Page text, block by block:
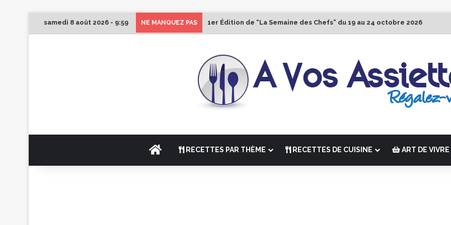
samedi 8 août 2026 - 9:59 NE MANQUEZ PAS 1er Édition de “La Semaine des Chefs” du 19 au 24 octobre 2026
ACCUEILRECETTES PAR THÈME RECETTES DE CUISINE ART DE VIVRE